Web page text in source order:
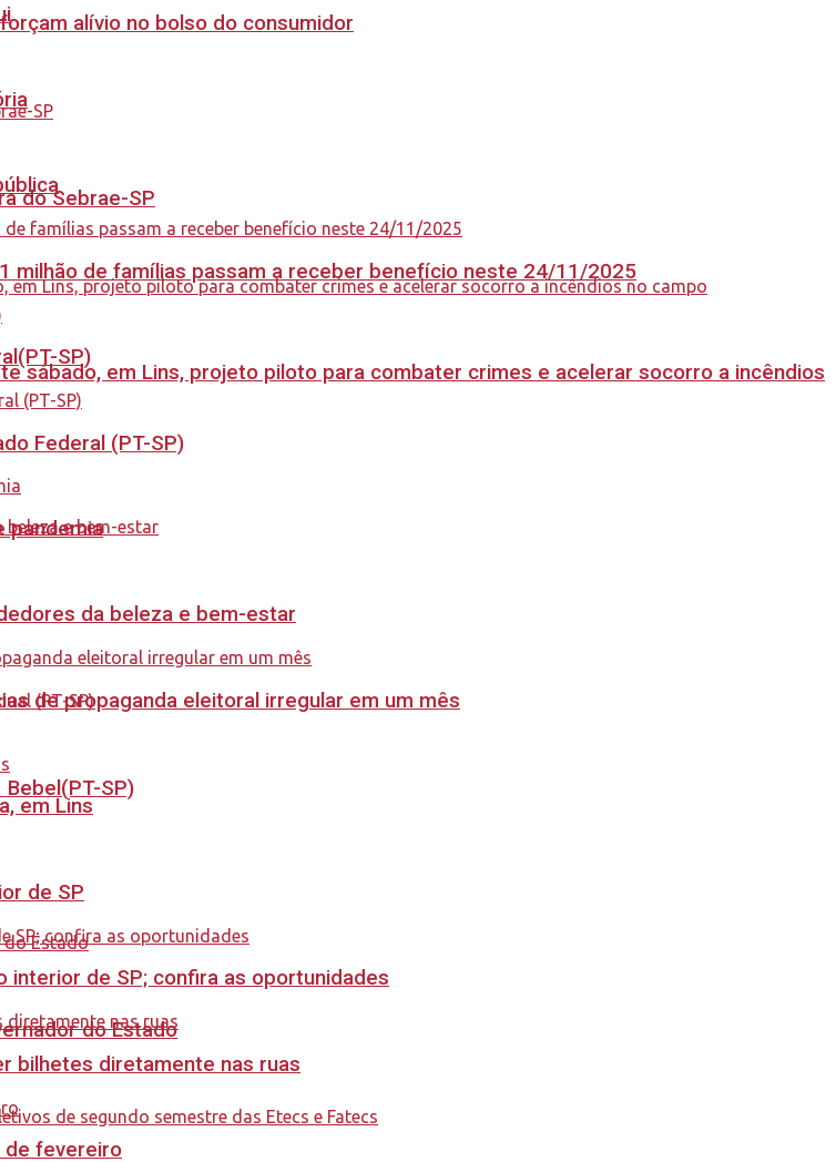
alívio no bolso do consumidor
do Sebrae-SP
sábado, em Lins, projeto piloto para combater crimes e acelerar socorro a incêndios
da beleza e bem-estar
SP)
do Estado
milhão de famílias passam a receber benefício neste 24/11/2025
SP)
Federal (PT-SP)
pandemia
de propaganda eleitoral irregular em um mês
em Lins
de SP
interior de SP; confira as oportunidades
bilhetes diretamente nas ruas
de fevereiro